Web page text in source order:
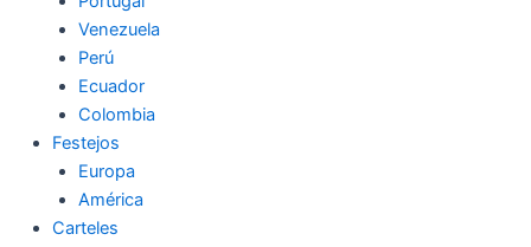
Venezuela
Perú
Ecuador
Colombia
Festejos
Europa
América
Carteles